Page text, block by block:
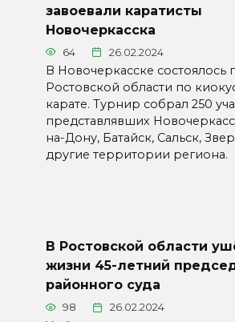
завоевали каратисты
Новочеркасска
64 26.02.2024
В Новочеркасске состоялось
Ростовской области по
карате. Турнир собрал 250
представлявших
на-Дону, Батайск, Сальск,
другие территории региона.
В Ростовской области
жизни 45-летний
районного суда
98 26.02.2024